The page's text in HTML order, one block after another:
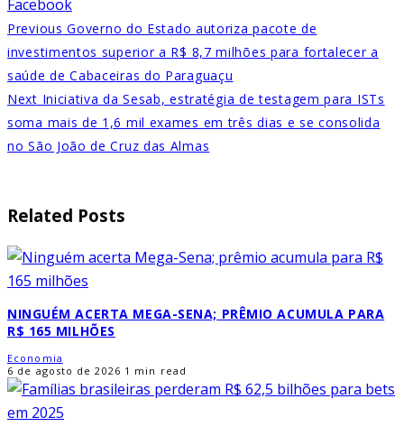
Facebook
Previous Governo do Estado autoriza pacote de
investimentos superior a R$ 8,7 milhões para fortalecer a
saúde de Cabaceiras do Paraguaçu
Next Iniciativa da Sesab, estratégia de testagem para ISTs
soma mais de 1,6 mil exames em três dias e se consolida
no São João de Cruz das Almas
Related Posts
NINGUÉM ACERTA MEGA-SENA; PRÊMIO ACUMULA PARA
R$ 165 MILHÕES
Economia
6 de agosto de 2026 1 min read